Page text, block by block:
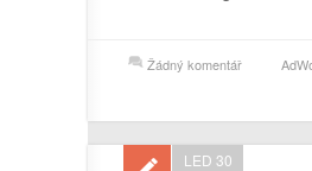
Žádný komentář
LED 30